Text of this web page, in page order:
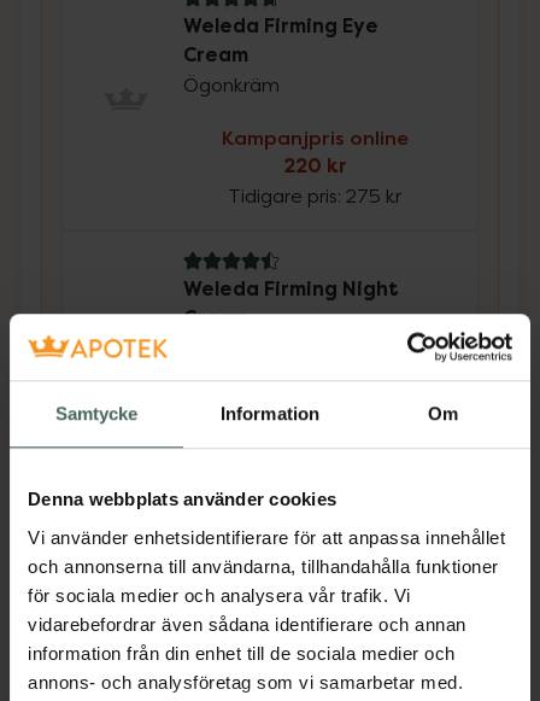
Samtycke Information Om
Denna webbplats använder cookies
Vi använder enhetsidentifierare för att anpassa innehållet
och annonserna till användarna, tillhandahålla funktioner
för sociala medier och analysera vår trafik. Vi
vidarebefordrar även sådana identifierare och annan
information från din enhet till de sociala medier och
annons- och analysföretag som vi samarbetar med.
4.9 av 5 i omdöme
Weleda Firming Eye
Cream
Ögonkräm
Kampanjpris online
220 kr
Tidigare pris:275 kr
4.5 av 5 i omdöme
Weleda Firming Night
Cream
Kampanjpris online
239,20 kr
Köp båda för:459,20 kr
Köp båda
Beskrivning Dölj